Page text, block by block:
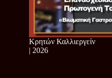
Κρητών Καλλιεργείν
| 2026